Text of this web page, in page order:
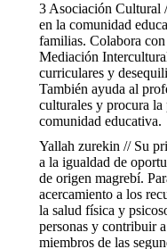
3 Asociación Cultural
en la comunidad
familias. Colabora
Mediación
curriculares y
También ayuda al
culturales y procura
comunidad educativa.
Yallah zurekin // Su
a la igualdad de
de origen magrebí.
acercamiento a los
la salud física y
personas y contribuir
miembros de las